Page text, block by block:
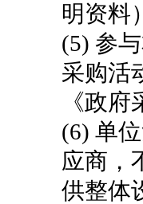
明资料
(5) 参
采购活
《政
(6) 单
应商，
供整体